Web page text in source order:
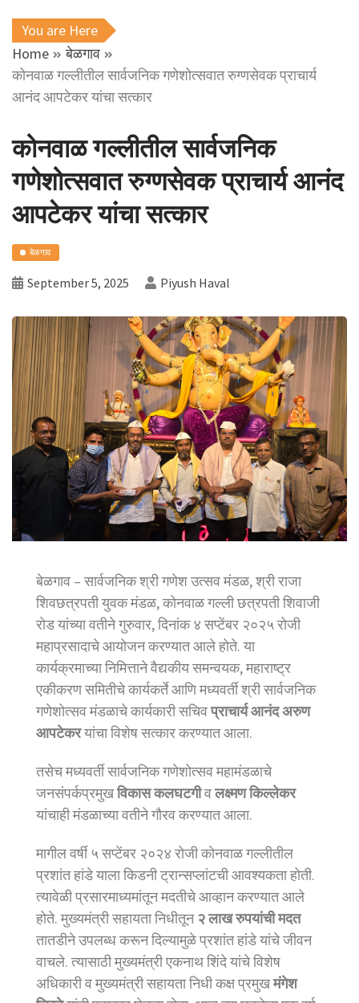
You are Here
Home
बेळगाव
कोनवाळ गल्लीतील सार्वजनिक गणेशोत्सवात रुग्णसेवक प्राचार्य
आनंद आपटेकर यांचा सत्कार
कोनवाळ गल्लीतील सार्वजनिक
गणेशोत्सवात रुग्णसेवक प्राचार्य आनंद
आपटेकर यांचा सत्कार
बेळगाव
September 5, 2025 Piyush Haval
बेळगाव – सार्वजनिक श्री गणेश उत्सव मंडळ, श्री राजा
शिवछत्रपती युवक मंडळ, कोनवाळ गल्ली छत्रपती शिवाजी
रोड यांच्या वतीने गुरुवार, दिनांक ४ सप्टेंबर २०२५ रोजी
महाप्रसादाचे आयोजन करण्यात आले होते. या
कार्यक्रमाच्या निमित्ताने वैद्यकीय समन्वयक, महाराष्ट्र
एकीकरण समितीचे कार्यकर्ते आणि मध्यवर्ती श्री सार्वजनिक
गणेशोत्सव मंडळाचे कार्यकारी सचिवप्राचार्य आनंद अरुण
आपटेकरयांचा विशेष सत्कार करण्यात आला.
तसेच मध्यवर्ती सार्वजनिक गणेशोत्सव महामंडळाचे
जनसंपर्कप्रमुखविकास कलघटगीवलक्ष्मण किल्लेकर
यांचाही मंडळाच्या वतीने गौरव करण्यात आला.
मागील वर्षी ५ सप्टेंबर २०२४ रोजी कोनवाळ गल्लीतील
प्रशांत हांडे याला किडनी ट्रान्सप्लांटची आवश्यकता होती.
त्यावेळी प्रसारमाध्यमांतून मदतीचे आव्हान करण्यात आले
होते. मुख्यमंत्री सहायता निधीतून२ लाख रुपयांची मदत
तातडीने उपलब्ध करून दिल्यामुळे प्रशांत हांडे यांचे जीवन
वाचले. त्यासाठी मुख्यमंत्री एकनाथ शिंदे यांचे विशेष
अधिकारी व मुख्यमंत्री सहायता निधी कक्ष प्रमुखमंगेश